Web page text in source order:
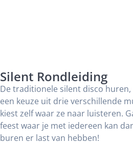
Silent Rondleiding
De traditionele silent disco
een keuze uit drie verschillende
kiest zelf waar ze naar luisteren.
feest waar je met iedereen kan
buren er last van hebben!